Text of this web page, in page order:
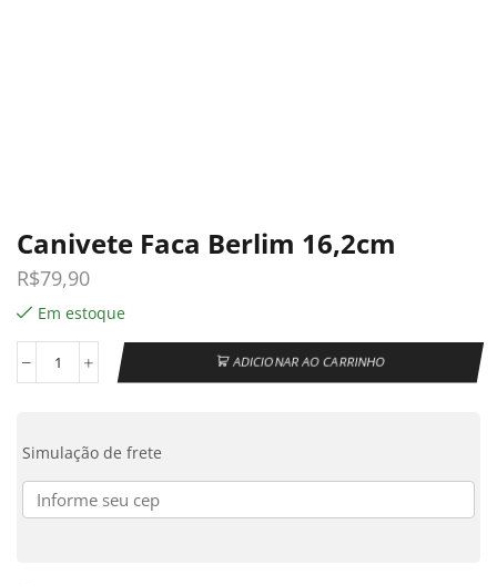
Canivete Faca Berlim 16,2cm
R$79,90
Em estoque
ADICIONAR AO CARRINHO
Simulação de frete